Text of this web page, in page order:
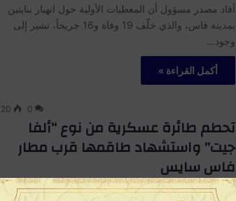
أفاد مصدر مسؤول أن المعطيات الأولية حول انهيار بنايتين
بمدينة فاس، والذي خلّف 19 وفاة و16 جريحاً، تشير إلى
وجود…
أكمل القراءة »
0
20
تحطم طائرة عسكرية من نوع “ألفا
جيت” واستشهاد طاقمها قرب مطار
فاس سايس
شهد محيط مطار فاس سايس صباح اليوم الاثنين حادثا